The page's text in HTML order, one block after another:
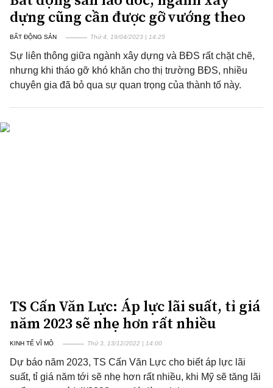
dựng cũng cần được gỡ vướng theo
BẤT ĐỘNG SẢN Thứ 4, 19/04/2023 | 14:25
Sự liên thông giữa ngành xây dựng và BĐS rất chặt chẽ,
nhưng khi tháo gỡ khó khăn cho thị trường BĐS, nhiều
chuyên gia đã bỏ qua sự quan trọng của thành tố này.
TS Cấn Văn Lực: Áp lực lãi suất, tỉ giá
năm 2023 sẽ nhẹ hơn rất nhiều
KINH TẾ VĨ MÔ Thứ 3, 13/12/2022 | 14:00
Dự báo năm 2023, TS Cấn Văn Lực cho biết áp lực lãi
suất, tỉ giá năm tới sẽ nhẹ hơn rất nhiều, khi Mỹ sẽ tăng lãi